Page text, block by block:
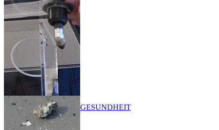
GESUNDHEIT